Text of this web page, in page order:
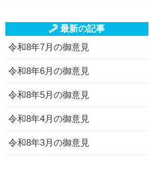
最新の記事
令和8年7月の御意見
令和8年6月の御意見
令和8年5月の御意見
令和8年4月の御意見
令和8年3月の御意見